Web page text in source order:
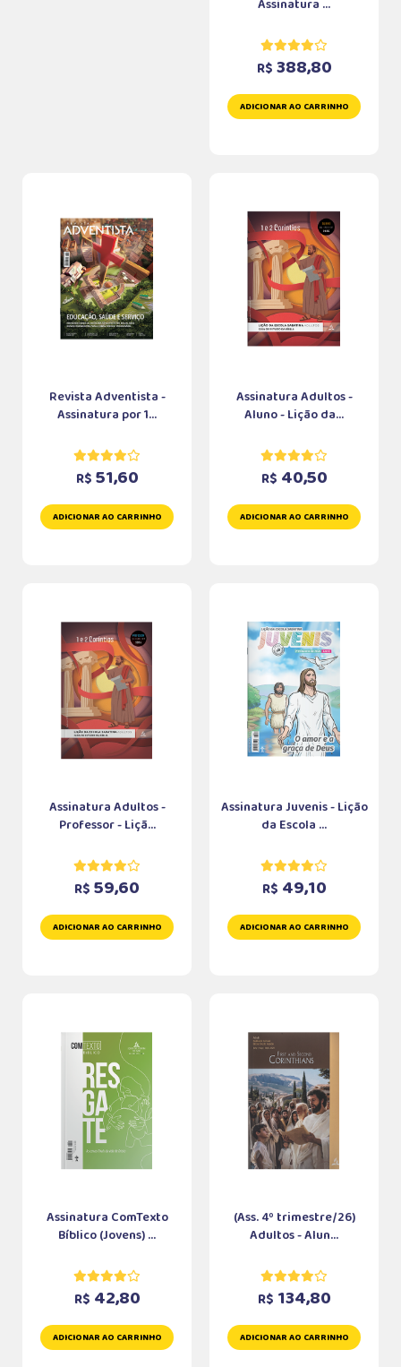
Assinatura ...
R$ 388,80
ADICIONAR AO CARRINHO
Revista Adventista -
Assinatura por 1...
R$ 51,60
ADICIONAR AO CARRINHO
Assinatura Adultos -
Aluno - Lição da...
R$ 40,50
ADICIONAR AO CARRINHO
Assinatura Adultos -
Professor - Liçã...
R$ 59,60
ADICIONAR AO CARRINHO
Assinatura Juvenis - Lição
da Escola ...
R$ 49,10
ADICIONAR AO CARRINHO
Assinatura ComTexto
Bíblico (Jovens) ...
R$ 42,80
ADICIONAR AO CARRINHO
(Ass. 4º trimestre/26)
Adultos - Alun...
R$ 134,80
ADICIONAR AO CARRINHO